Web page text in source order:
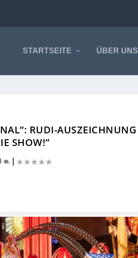
STARTSEITE ÜBER UNS
RUDI-AUSZEICHNUNG
SHOW!”
|